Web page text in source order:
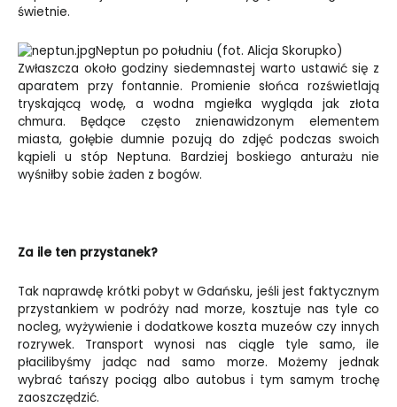
świetnie.
Neptun po południu (fot. Alicja Skorupko)
Zwłaszcza około godziny siedemnastej warto ustawić się z
aparatem przy fontannie. Promienie słońca rozświetlają
tryskającą wodę, a wodna mgiełka wygląda jak złota
chmura. Będące często znienawidzonym elementem
miasta, gołębie dumnie pozują do zdjęć podczas swoich
kąpieli u stóp Neptuna. Bardziej boskiego anturażu nie
wyśniłby sobie żaden z bogów.
Za ile ten przystanek?
Tak naprawdę krótki pobyt w Gdańsku, jeśli jest faktycznym
przystankiem w podróży nad morze, kosztuje nas tyle co
nocleg, wyżywienie i dodatkowe koszta muzeów czy innych
rozrywek. Transport wynosi nas ciągle tyle samo, ile
płacilibyśmy jadąc nad samo morze. Możemy jednak
wybrać tańszy pociąg albo autobus i tym samym trochę
zaoszczędzić.